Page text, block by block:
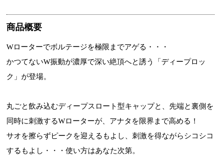
商品概要
Wローターでボルテージを極限までアゲる・・・
かつてないW振動が濃厚で深い絶頂へと誘う「ディープロッ
ク」が登場。
丸ごと飲み込むディープスロート型キャップと、先端と裏側を
同時に刺激するWローターが、アナタを限界まで高める！
サオを擦らずピークを迎えるもよし、刺激を得ながらシコシコ
するもよし・・・使い方はあなた次第。